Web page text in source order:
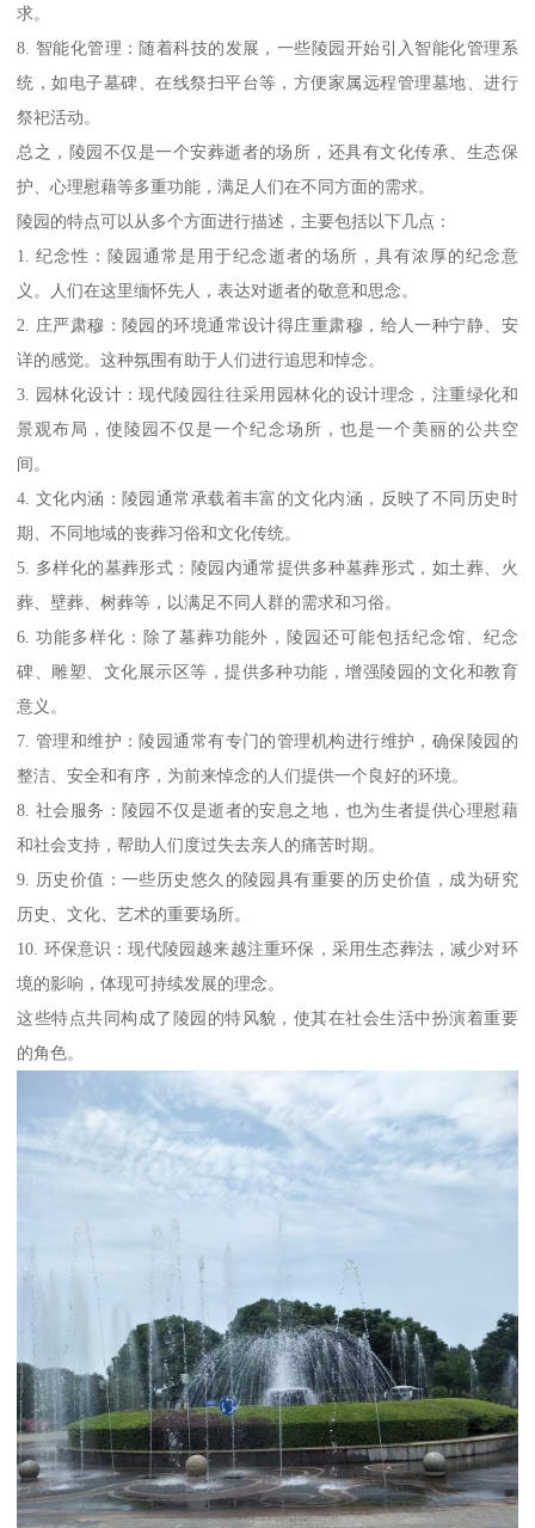
求。
8. 智能化管理：随着科技的发展，一些陵园开始引入智能化管理系
统，如电子墓碑、在线祭扫平台等，方便家属远程管理墓地、进行
祭祀活动。
总之，陵园不仅是一个安葬逝者的场所，还具有文化传承、生态保
护、心理慰藉等多重功能，满足人们在不同方面的需求。
陵园的特点可以从多个方面进行描述，主要包括以下几点：
1. 纪念性：陵园通常是用于纪念逝者的场所，具有浓厚的纪念意
义。人们在这里缅怀先人，表达对逝者的敬意和思念。
2. 庄严肃穆：陵园的环境通常设计得庄重肃穆，给人一种宁静、安
详的感觉。这种氛围有助于人们进行追思和悼念。
3. 园林化设计：现代陵园往往采用园林化的设计理念，注重绿化和
景观布局，使陵园不仅是一个纪念场所，也是一个美丽的公共空
间。
4. 文化内涵：陵园通常承载着丰富的文化内涵，反映了不同历史时
期、不同地域的丧葬习俗和文化传统。
5. 多样化的墓葬形式：陵园内通常提供多种墓葬形式，如土葬、火
葬、壁葬、树葬等，以满足不同人群的需求和习俗。
6. 功能多样化：除了墓葬功能外，陵园还可能包括纪念馆、纪念
碑、雕塑、文化展示区等，提供多种功能，增强陵园的文化和教育
意义。
7. 管理和维护：陵园通常有专门的管理机构进行维护，确保陵园的
整洁、安全和有序，为前来悼念的人们提供一个良好的环境。
8. 社会服务：陵园不仅是逝者的安息之地，也为生者提供心理慰藉
和社会支持，帮助人们度过失去亲人的痛苦时期。
9. 历史价值：一些历史悠久的陵园具有重要的历史价值，成为研究
历史、文化、艺术的重要场所。
10. 环保意识：现代陵园越来越注重环保，采用生态葬法，减少对环
境的影响，体现可持续发展的理念。
这些特点共同构成了陵园的特风貌，使其在社会生活中扮演着重要
的角色。